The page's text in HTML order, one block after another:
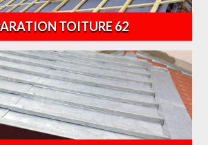
TOITURE 62